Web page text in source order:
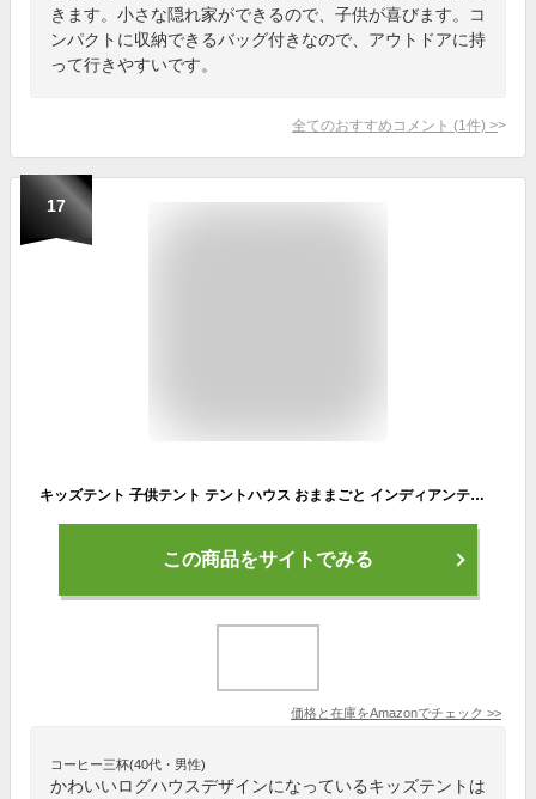
きます。小さな隠れ家ができるので、子供が喜びます。コ
ンパクトに収納できるバッグ付きなので、アウトドアに持
って行きやすいです。
全てのおすすめコメント (1 件) >
17
キッズテント 子供テント テントハウス おままごと インディアンテント 知育玩具 秘密基地 隠れん坊 遊び小屋 室内用 庭用 公園用 おもちゃ 玩具収納 大きなスペース 折り畳み式 収納ケース付き おしゃれ 誕生日/子供の日プレゼント（グリーン）
この商品をサイトでみる
価格と在庫をAmazonでチェック >>
コーヒー三杯(40代・男性)
かわいいログハウスデザインになっているキッズテントは